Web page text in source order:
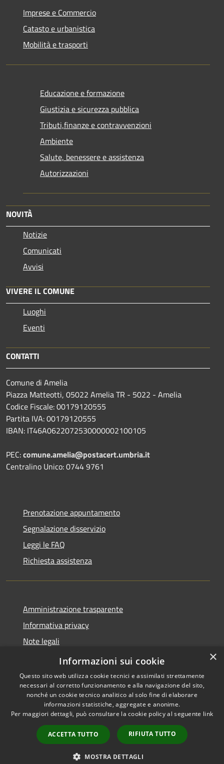
Imprese e Commercio
Catasto e urbanistica
Mobilità e trasporti
Educazione e formazione
Giustizia e sicurezza pubblica
Tributi,finanze e contravvenzioni
Ambiente
Salute, benessere e assistenza
Autorizzazioni
NOVITÀ
Notizie
Comunicati
Avvisi
VIVERE IL COMUNE
Luoghi
Eventi
CONTATTI
Comune di Amelia
Piazza Matteotti, 05022 Amelia TR - 5022 - Amelia
Codice Fiscale: 00179120555
Partita IVA: 00179120555
IBAN: IT46A0622072530000002100105
PEC:comune.amelia@postacert.umbria.it
Centralino Unico: 0744 9761
Prenotazione appuntamento
Segnalazione disservizio
Leggi le FAQ
Richiesta assistenza
Amministrazione trasparente
Informativa privacy
Note legali
Dichiarazione di accessibilità
Accessibilità
Copyright © 2026 • Comune di
Amelia • Powered by
Municipium•
Accesso
redazione
×
Informazioni sui cookie
Questo sito web utilizza cookie tecnici e assimilati strettamente
necessari al corretto funzionamento e alla navigazione del sito,
nonché un cookie tecnico analitico al solo fine di elaborare
informazioni statistiche, aggregate e anonime.
Per maggiori dettagli, può consultare la cookie policy al seguente link
ACCETTA TUTTO RIFIUTA TUTTO
MOSTRA DETTAGLI